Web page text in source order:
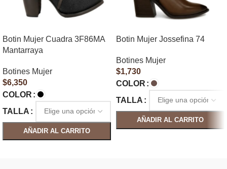
Botin Mujer Cuadra 3F86MA
Mantarraya
Botines Mujer
$6,350
COLOR
TALLA
AÑADIR AL CARRITO
Botin Mujer Jossefina 74
Botines Mujer
$1,730
COLOR
TALLA
AÑADIR AL CARRITO